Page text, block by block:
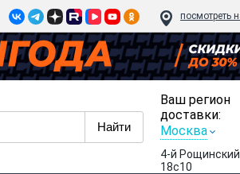
посмотреть
Ваш регион
доставки:
Москва
4-й
18с10